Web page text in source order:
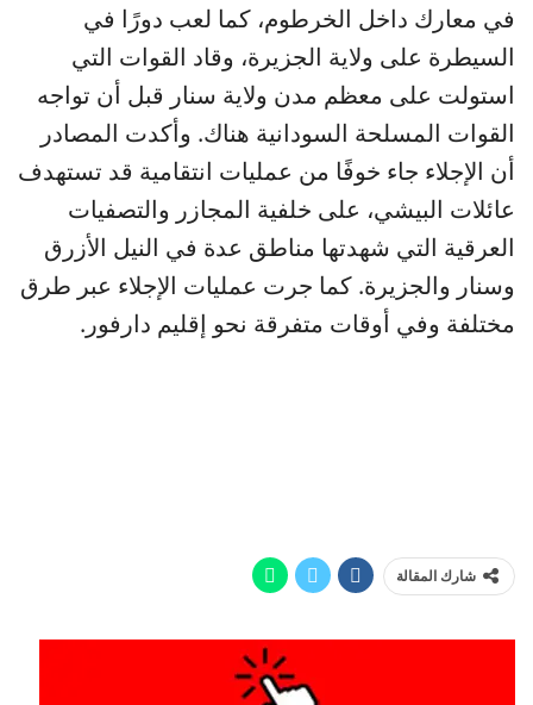
في معارك داخل الخرطوم، كما لعب دورًا في
السيطرة على ولاية الجزيرة، وقاد القوات التي
استولت على معظم مدن ولاية سنار قبل أن تواجه
القوات المسلحة السودانية هناك. وأكدت المصادر
أن الإجلاء جاء خوفًا من عمليات انتقامية قد تستهدف
عائلات البيشي، على خلفية المجازر والتصفيات
العرقية التي شهدتها مناطق عدة في النيل الأزرق
وسنار والجزيرة. كما جرت عمليات الإجلاء عبر طرق
مختلفة وفي أوقات متفرقة نحو إقليم دارفور.
شارك المقالة